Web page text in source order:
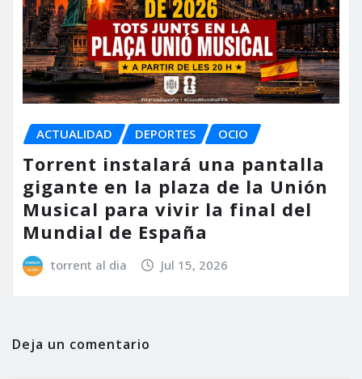
ACTUALIDAD DEPORTES OCIO
Torrent instalará una pantalla
gigante en la plaza de la Unión
Musical para vivir la final del
Mundial de España
torrent al dia Jul 15, 2026
Deja un comentario